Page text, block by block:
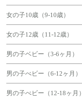
女の子10歳（9-10歳）
女の子12歳（11-12歳）
男の子ベビー（3-6ヶ月）
男の子べビー（6-12ヶ月）
男の子べビー（12-18ヶ月）